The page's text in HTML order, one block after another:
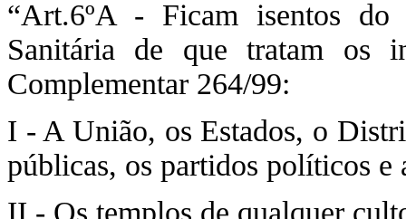
“Art.6ºA - Ficam isentos do
Sanitária de que tratam
Complementar 264/99:
I - A União, os Estados, o
públicas, os partidos políticos e
II - Os templos de qualquer